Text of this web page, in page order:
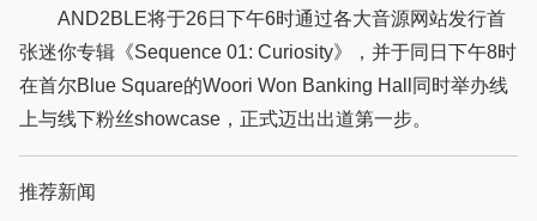
AND2BLE将于26日下午6时通过各大音源网站发行首
张迷你专辑《Sequence 01: Curiosity》，并于同日下午8时
在首尔Blue Square的Woori Won Banking Hall同时举办线
上与线下粉丝showcase，正式迈出出道第一步。
推荐新闻